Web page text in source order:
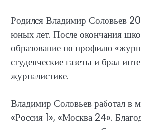
Родился Владимир Соловьев
юных лет. После окончания
образование по профилю
студенческие газеты и брал
журналистике.
Владимир Соловьев работал в
«Россия 1», «Москва 24».